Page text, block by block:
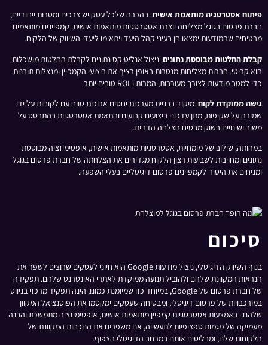
פיתוח אסטרטגיה מותאמת אישית: בהכרה שלכל עסק יש צרכים ומטרות ייחודיים,
חברת פרסום בגוגל מצליחה יוצרת אסטרטגיות מותאמות אישית. קמפיינים מותאמים
מבטיחים שהמודעות ימצאו חן בעיני קהל היעד ויתאימו ליעדי השיווק של הלקוח.
קבלת החלטות מבוססת נתונים: ניצול אנליטיקס נתונים לקבלת החלטות מושכלות
הוא קריטי. חברות מצליחות מנטרות באופן רציף את ביצועי הקמפיין ומנצלות תובנות
כדי למטב מודעות לצורך מעורבות, המרות ו-ROI טובים יותר.
גישה ממוקדת לקוח: מיקוד בבניית מערכות יחסים ארוכות טווח עם לקוחות על ידי
שמירה על שקיפות, מתן עדכוני ביצועים קבועים והתאמת אסטרטגיות בהתבסס על
משוב ושינויים בשוק מבטיח הצלחה הדדית.
במהותה, שילוב של מומחיות, אסטרטגיות מותאמות אישית, אופטימיזציה מבוססת
נתונים ומחויבות לשביעות רצון הלקוח מגדירים את הצלחתה של חברת פרסום בגוגל
ומניחים את היסוד לקמפיינים פרסום דיגיטליים בעלי השפעה.
סיכום
בנוף השיווק הדיגיטלי, ניצול מודעות Google הוא חיוני לעסקים שרוצים לשפר את
הנראות המקוונת שלהם ולהוביל תנועה ממוקדת לאתרי האינטרנט שלהם. תפקידה
של חברת פרסום של Google, במיוחד כזו שמיומנת כמונו, הינה תפקיד מרכזי בניווט
במורכבויות של פרסום דיגיטלי, ומבטיחה שעסקים ימקסמו את הפוטנציאל המקוון
שלהם. באמצעות אסטרטגיות קמפיין מותאמות אישית, אופטימיזציה מתמשכת והבנה
מעמיקה של מגמות ספציפיות לתעשייה, אנו משפרים את הנוכחות המקוונת של
הלקוחות שלנו, ומבליטים אותם במרחב הדיגיטלי הצפוף.